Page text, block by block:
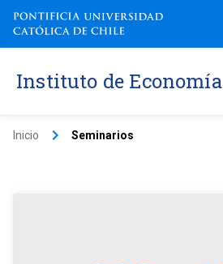
Instituto de Economía
Inicio keyboard_arrow_right Seminarios